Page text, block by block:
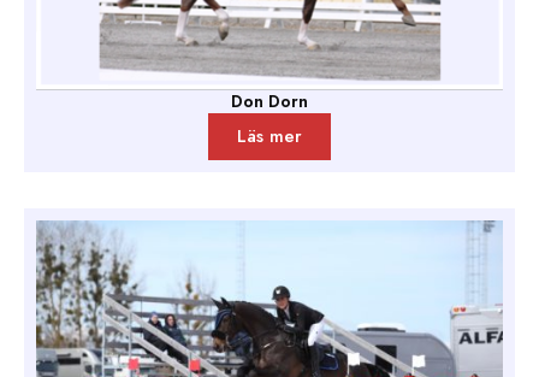
Don Dorn
Läs mer